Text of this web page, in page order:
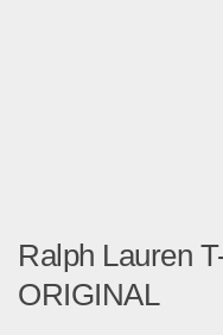
Ralph Lauren
ORIGINAL